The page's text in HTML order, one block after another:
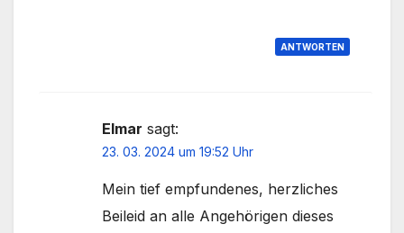
ANTWORTEN
Elmar sagt:
23. 03. 2024 um 19:52 Uhr
Mein tief empfundenes, herzliches
Beileid an alle Angehörigen dieses